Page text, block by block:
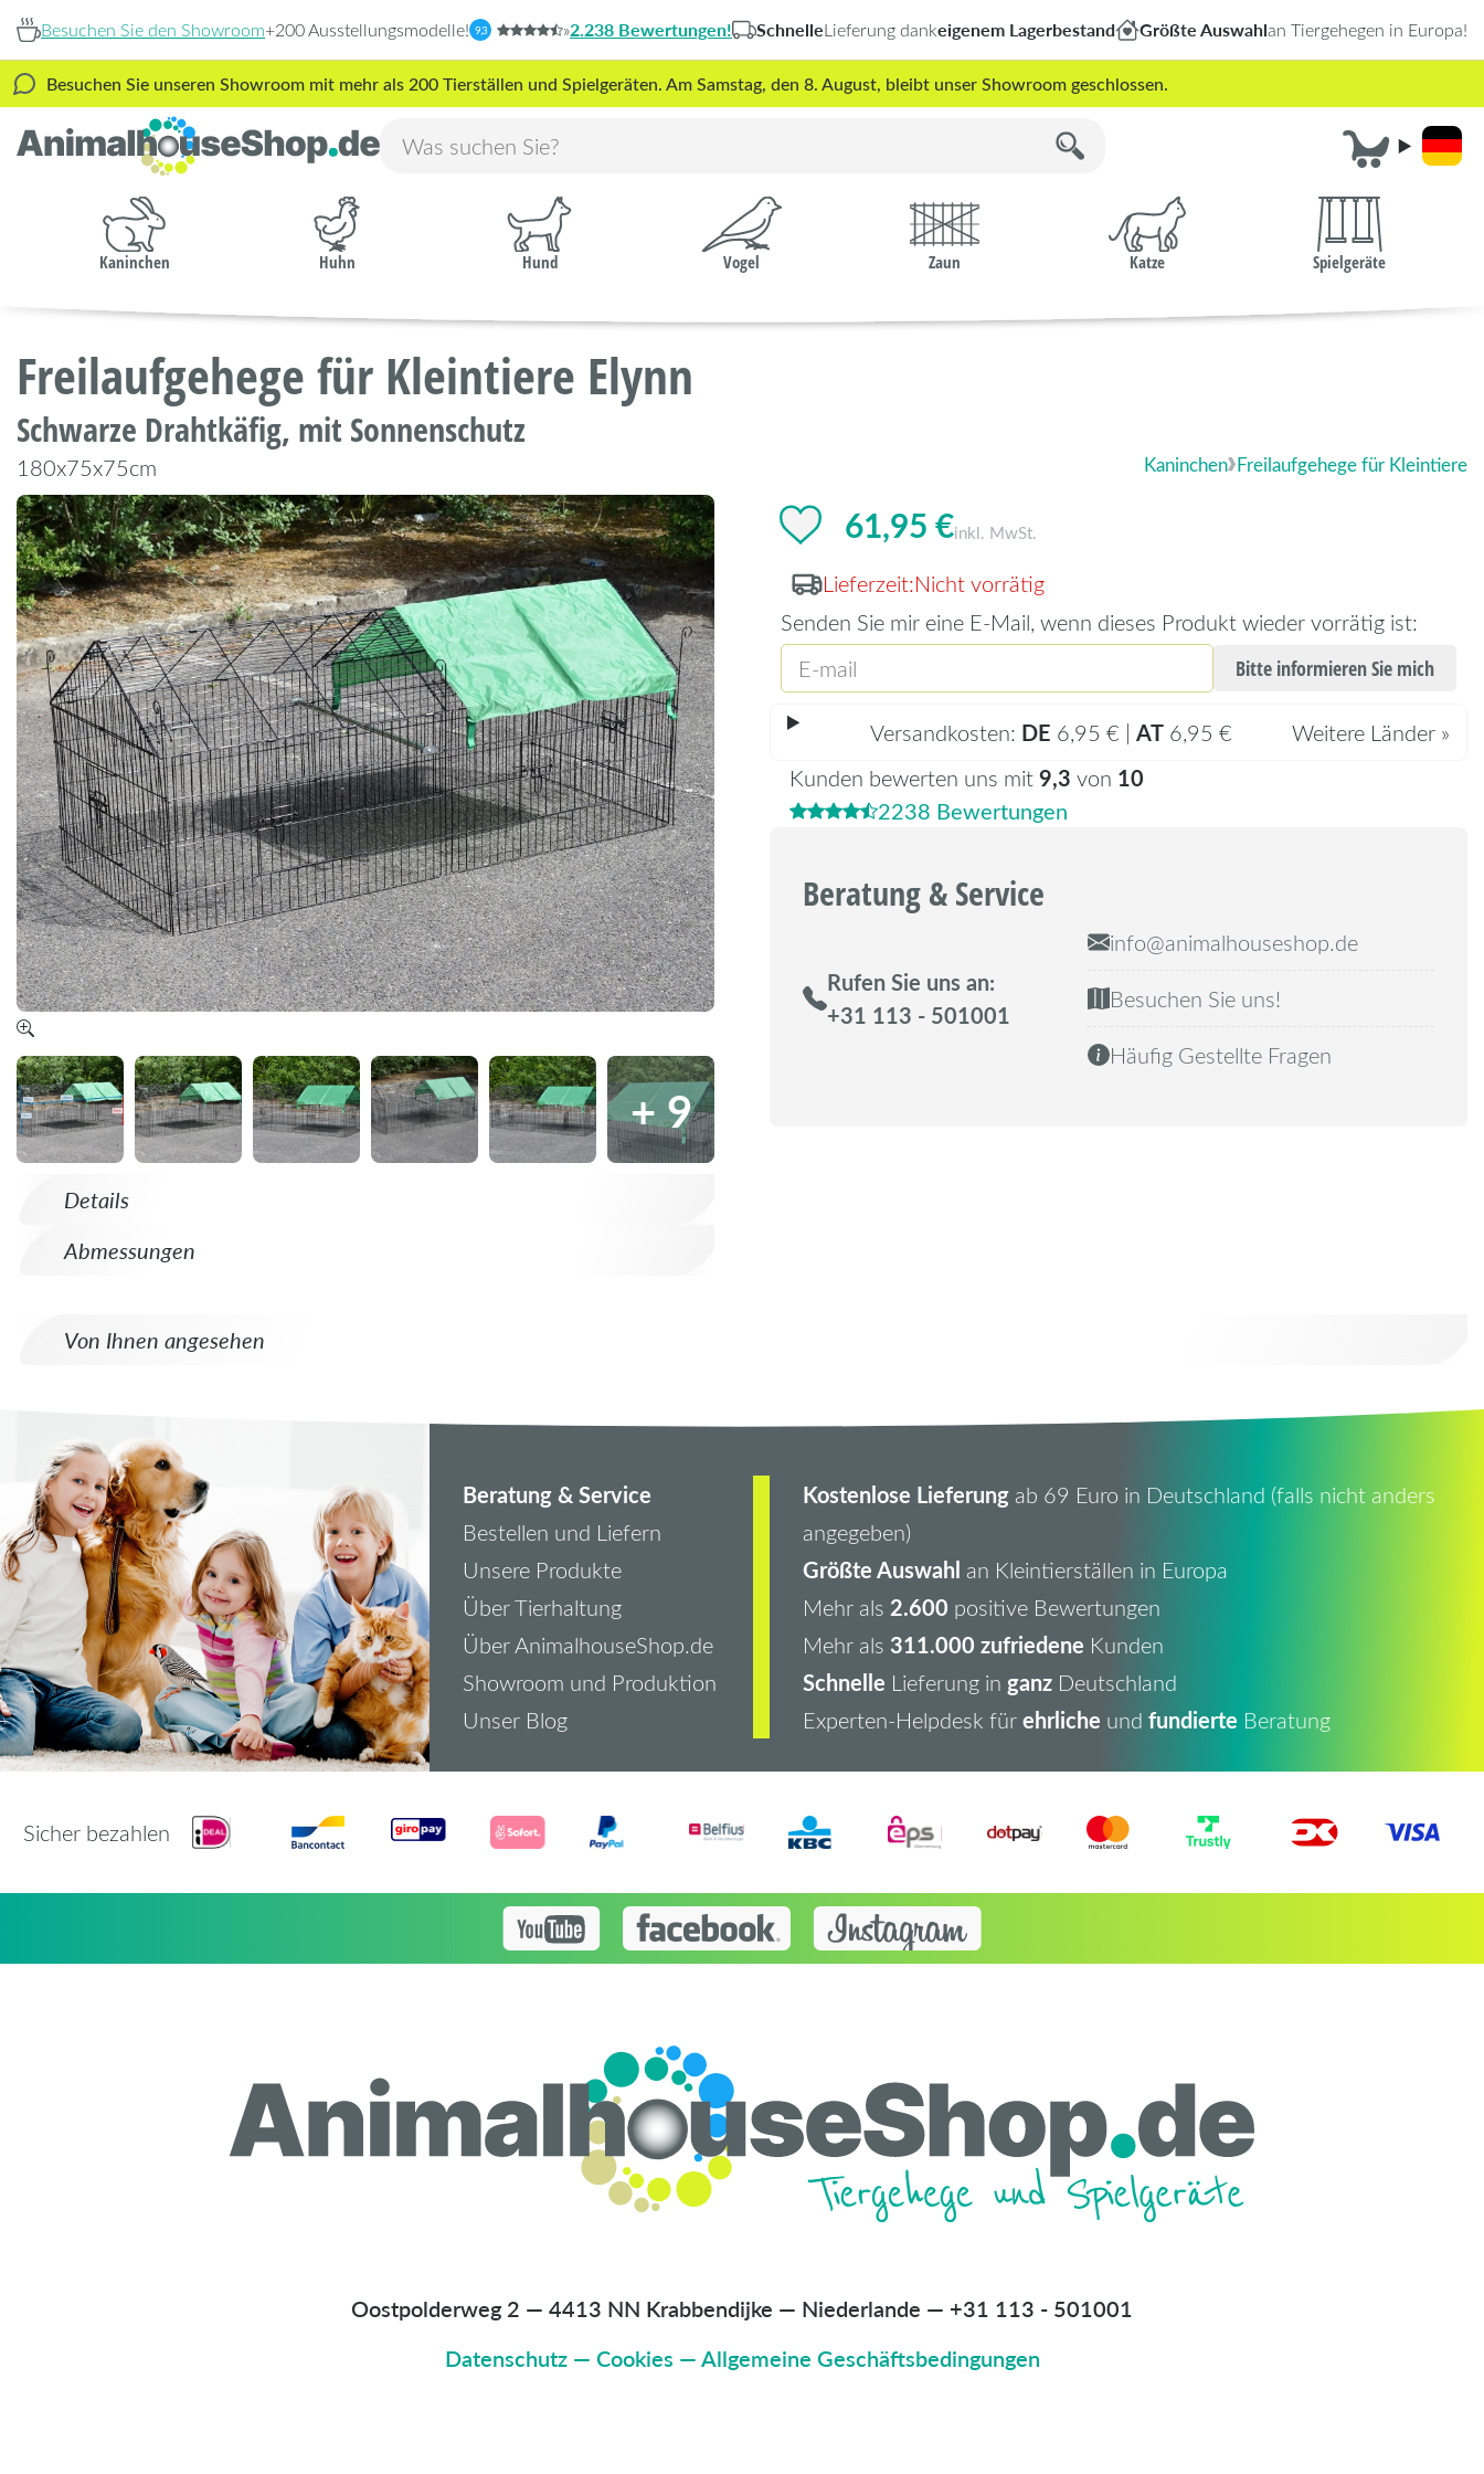
Besuchen Sie den Showroom+200 Ausstellungsmodelle! 9,3 »2.238 Bewertungen! SchnelleLieferung dankeigenem Lagerbestand Größte Auswahlan Tiergehegen in Europa!
Besuchen Sie unseren Showroom mit mehr als 200 Tierställen und Spielgeräten. Am Samstag, den 8. August, bleibt unser Showroom geschlossen.
Kaninchen Huhn Hund Vogel Zaun Katze Spielgeräte
Freilaufgehege für Kleintiere Elynn
Schwarze Drahtkäfig, mit Sonnenschutz
180x75x75cm Kaninchen Freilaufgehege für Kleintiere
+ 9
Details
Abmessungen
61,95 €inkl. MwSt.
Lieferzeit:Nicht vorrätig
Senden Sie mir eine E-Mail, wenn dieses Produkt wieder vorrätig ist:
Bitte informieren Sie mich
Versandkosten: DE 6,95 € |AT 6,95 €
Weitere Länder »
Kunden bewerten uns mit9,3 von 10
2238 Bewertungen
Beratung & Service
Rufen Sie uns an:
+31 113 - 501001
info@animalhouseshop.de
Besuchen Sie uns!
Häufig Gestellte Fragen
Von Ihnen angesehen
Beratung & Service
Bestellen und Liefern
Unsere Produkte
Über Tierhaltung
Über AnimalhouseShop.de
Showroom und Produktion
Unser Blog
Kostenlose Lieferungab 69 Euro in Deutschland (falls nicht anders
angegeben)
Größte Auswahl an Kleintierställen in Europa
Mehr als 2.600 positive Bewertungen
Mehr als 311.000 zufriedene Kunden
Schnelle Lieferung in ganzDeutschland
Experten-Helpdesk fürehrliche und fundierte Beratung
Sicher bezahlen
Oostpolderweg 2 — 4413 NN Krabbendijke — Niederlande — +31 113 - 501001
Datenschutz— Cookies —Allgemeine Geschäftsbedingungen